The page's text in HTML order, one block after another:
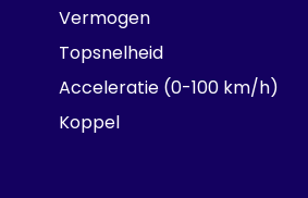
Vermogen
Topsnelheid
Acceleratie (0-100 km/h)
Koppel